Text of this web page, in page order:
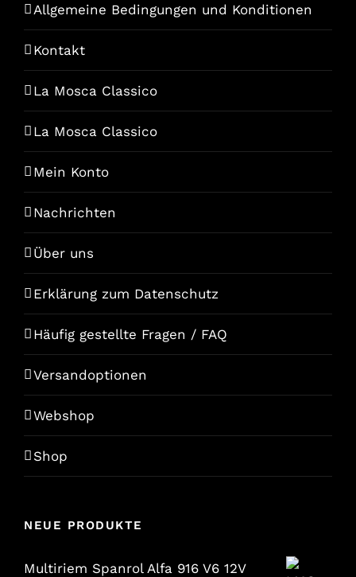
Allgemeine Bedingungen und Konditionen
Kontakt
La Mosca Classico
La Mosca Classico
Mein Konto
Nachrichten
Über uns
Erklärung zum Datenschutz
Häufig gestellte Fragen / FAQ
Versandoptionen
Webshop
Shop
NEUE PRODUKTE
Multiriem Spanrol Alfa 916 V6 12V